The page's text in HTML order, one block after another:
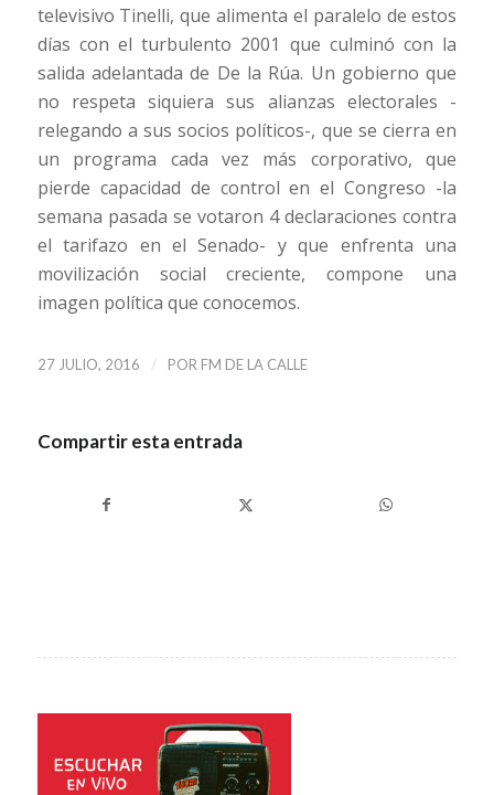
televisivo Tinelli, que alimenta el paralelo de estos
días con el turbulento 2001 que culminó con la
salida adelantada de De la Rúa. Un gobierno que
no respeta siquiera sus alianzas electorales -
relegando a sus socios políticos-, que se cierra en
un programa cada vez más corporativo, que
pierde capacidad de control en el Congreso -la
semana pasada se votaron 4 declaraciones contra
el tarifazo en el Senado- y que enfrenta una
movilización social creciente, compone una
imagen política que conocemos.
27 JULIO, 2016 / POR FM DE LA CALLE
Compartir esta entrada